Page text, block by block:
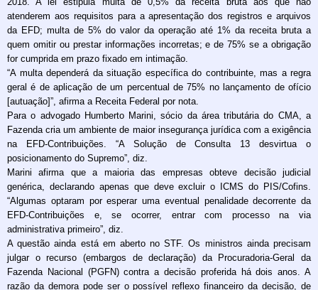
atenderem aos requisitos para a apresentação dos registros e arquivos
da EFD; multa de 5% do valor da operação até 1% da receita bruta a
quem omitir ou prestar informações incorretas; e de 75% se a obrigação
for cumprida em prazo fixado em intimação.
“A multa dependerá da situação específica do contribuinte, mas a regra
geral é de aplicação de um percentual de 75% no lançamento de ofício
[autuação]”, afirma a Receita Federal por nota.
Para o advogado Humberto Marini, sócio da área tributária do CMA, a
Fazenda cria um ambiente de maior insegurança jurídica com a exigência
na EFD-Contribuições. “A Solução de Consulta 13 desvirtua o
posicionamento do Supremo”, diz.
Marini afirma que a maioria das empresas obteve decisão judicial
genérica, declarando apenas que deve excluir o ICMS do PIS/Cofins.
“Algumas optaram por esperar uma eventual penalidade decorrente da
EFD-Contribuições e, se ocorrer, entrar com processo na via
administrativa primeiro”, diz.
A questão ainda está em aberto no STF. Os ministros ainda precisam
julgar o recurso (embargos de declaração) da Procuradoria-Geral da
Fazenda Nacional (PGFN) contra a decisão proferida há dois anos. A
razão da demora pode ser o possível reflexo financeiro da decisão, de